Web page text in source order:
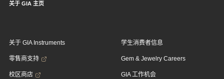
关于 GIA 主页
关于 GIA Instruments
零售商支持
校区商店
学生消费者信息
Gem & Jewelry Careers
GIA 工作机会